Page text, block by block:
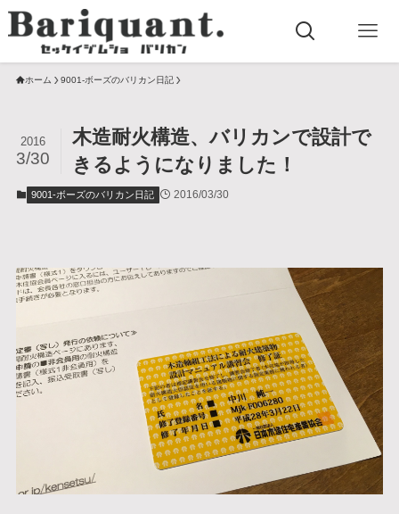
ホーム 9001-ボーズのバリカン日記
木造耐火構造、バリカンで設計で
きるようになりました！
2016
3/30
9001-ボーズのバリカン日記 2016/03/30